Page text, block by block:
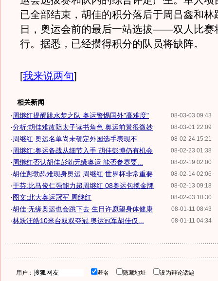
已全部结束，胡佳的积分落后于周吕鑫和林
日，奥运会前的最后一站选拔——双人比赛
行。据悉，已经攒得积分的队员将缺阵。
[我来说两句]
相关新闻
08-03-03 09:43
· 周继红提醒跳水梦之队 奥运警惕国外"高难度"
08-03-01 22:09
·分析:胡佳难改陪太子读书角色 奥运前景很微妙
08-02-24 15:21
· 周继红:奥运名单尚未确定外国选手表现不...
08-02-23 01:38
· 周继红:奥运备战从细节入手 胡佳彭博仍有机会
08-02-19 02:00
· 周继红否认胡佳彭勃无缘奥运 能否参赛要...
08-02-14 02:06
·胡佳彭勃恐难现身奥运 周继红:世界杯非常重要
08-02-13 09:18
·于芬:比马俊仁强能力超周继红 08奥运包揽金牌
08-02-03 10:30
·图文:北大奥运冠军 周继红
08-01-11 08:43
·胡佳:无缘奥运也会跳下去 生日许愿望身体健康
08-01-11 04:34
·林跃汪皓10米台双双夺冠 奥运冠军胡佳仅...
用户： 匿名 隐藏地址 设为辩论话题